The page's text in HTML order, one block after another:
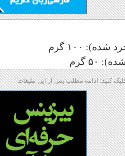
۱۰۰ گرم
گرم
کنید؛ ادامه مطلب پس از این تبلیغات